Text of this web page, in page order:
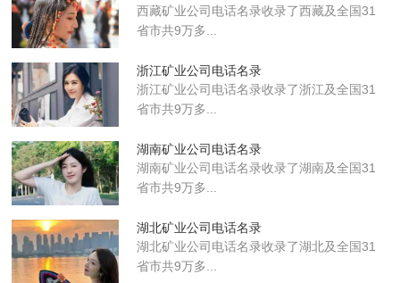
西藏矿业公司电话名录收录了西藏及全国31
省市共9万多...
浙江矿业公司电话名录
浙江矿业公司电话名录收录了浙江及全国31
省市共9万多...
湖南矿业公司电话名录
湖南矿业公司电话名录收录了湖南及全国31
省市共9万多...
湖北矿业公司电话名录
湖北矿业公司电话名录收录了湖北及全国31
省市共9万多...